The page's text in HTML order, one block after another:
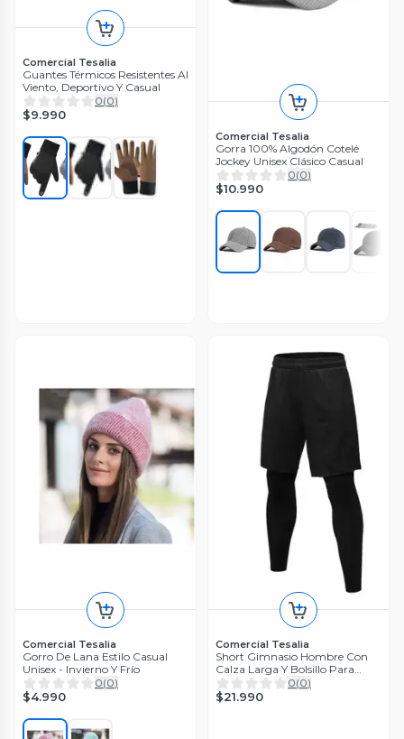
Comercial Tesalia
Guantes Térmicos Resistentes Al
Viento, Deportivo Y Casual
0(0)
$9.990
Comercial Tesalia
Gorra 100% Algodón Cotelé
Jockey Unisex Clásico Casual
0(0)
$10.990
Comercial Tesalia
Gorro De Lana Estilo Casual
Unisex - Invierno Y Frío
0(0)
$4.990
Comercial Tesalia
Short Gimnasio Hombre Con
Calza Larga Y Bolsillo Para
Celular
0(0)
$21.990